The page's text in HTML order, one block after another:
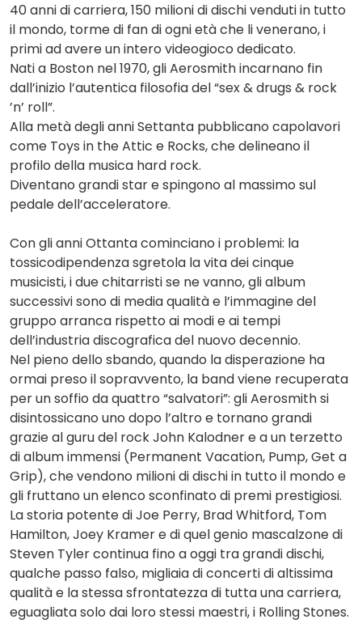
40 anni di carriera, 150 milioni di dischi venduti in tutto
il mondo, torme di fan di ogni età che li venerano, i
primi ad avere un intero videogioco dedicato.
Nati a Boston nel 1970, gli Aerosmith incarnano fin
dall’inizio l’autentica filosofia del “sex & drugs & rock
’n’ roll”.
Alla metà degli anni Settanta pubblicano capolavori
come Toys in the Attic e Rocks, che delineano il
profilo della musica hard rock.
Diventano grandi star e spingono al massimo sul
pedale dell’acceleratore.
Con gli anni Ottanta cominciano i problemi: la
tossicodipendenza sgretola la vita dei cinque
musicisti, i due chitarristi se ne vanno, gli album
successivi sono di media qualità e l’immagine del
gruppo arranca rispetto ai modi e ai tempi
dell’industria discografica del nuovo decennio.
Nel pieno dello sbando, quando la disperazione ha
ormai preso il sopravvento, la band viene recuperata
per un soffio da quattro “salvatori”: gli Aerosmith si
disintossicano uno dopo l’altro e tornano grandi
grazie al guru del rock John Kalodner e a un terzetto
di album immensi (Permanent Vacation, Pump, Get a
Grip), che vendono milioni di dischi in tutto il mondo e
gli fruttano un elenco sconfinato di premi prestigiosi.
La storia potente di Joe Perry, Brad Whitford, Tom
Hamilton, Joey Kramer e di quel genio mascalzone di
Steven Tyler continua fino a oggi tra grandi dischi,
qualche passo falso, migliaia di concerti di altissima
qualità e la stessa sfrontatezza di tutta una carriera,
eguagliata solo dai loro stessi maestri, i Rolling Stones.